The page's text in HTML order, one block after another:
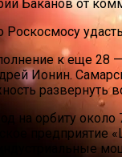
Баканов от
Роскосмосу
к еще 28
Ионин.
развернуть
на орбиту